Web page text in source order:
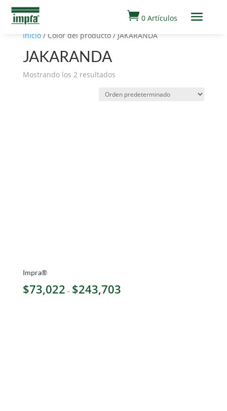
 0 Artículos
Inicio/ Color del producto / JAKARANDA
JAKARANDA
Mostrando los 2 resultados
Impra®
$73,022 - $243,703